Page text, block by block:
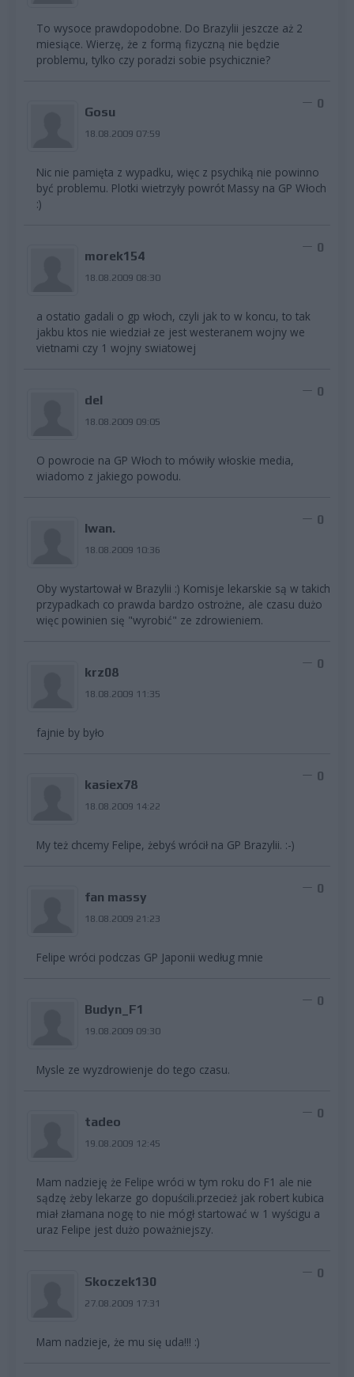
To wysoce prawdopodobne. Do Brazylii jeszcze aż 2
miesiące. Wierzę, że z formą fizyczną nie będzie
problemu, tylko czy poradzi sobie psychicznie?
Gosu
18.08.2009 07:59
0
Nic nie pamięta z wypadku, więc z psychiką nie powinno
być problemu. Plotki wietrzyły powrót Massy na GP Włoch
:)
morek154
18.08.2009 08:30
0
a ostatio gadali o gp włoch, czyli jak to w koncu, to tak
jakbu ktos nie wiedział ze jest westeranem wojny we
vietnami czy 1 wojny swiatowej
del
18.08.2009 09:05
0
O powrocie na GP Włoch to mówiły włoskie media,
wiadomo z jakiego powodu.
Iwan.
18.08.2009 10:36
0
Oby wystartował w Brazylii :) Komisje lekarskie są w takich
przypadkach co prawda bardzo ostrożne, ale czasu dużo
więc powinien się "wyrobić" ze zdrowieniem.
krz08
18.08.2009 11:35
0
fajnie by było
kasiex78
18.08.2009 14:22
0
My też chcemy Felipe, żebyś wrócił na GP Brazylii. :-)
fan massy
18.08.2009 21:23
0
Felipe wróci podczas GP Japonii według mnie
Budyn_F1
19.08.2009 09:30
0
Mysle ze wyzdrowienje do tego czasu.
tadeo
19.08.2009 12:45
0
Mam nadzieję że Felipe wróci w tym roku do F1 ale nie
sądzę żeby lekarze go dopuścili.przecież jak robert kubica
miał złamana nogę to nie mógł startować w 1 wyścigu a
uraz Felipe jest dużo poważniejszy.
Skoczek130
27.08.2009 17:31
0
Mam nadzieje, że mu się uda!!! :)